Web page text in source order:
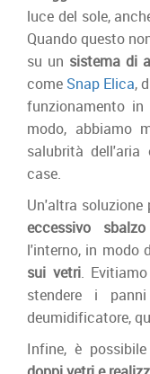
luce del sole,
Quando questo
su un sistema di
come Snap Elica,
funzionamento
modo, abbiamo
salubrità
case.
Un'altra soluzione
eccessivo
l'interno, in modo
sui vetri.
stendere i
deumidificatore,
Infine, è